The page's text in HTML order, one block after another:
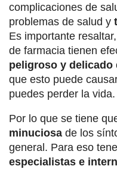
complicaciones de
problemas de salud y
Es importante
de farmacia tienen
peligroso y delicado
que esto puede
puedes perder la vida.
Por lo que se tiene
minuciosa de los
general. Para eso
especialistas e